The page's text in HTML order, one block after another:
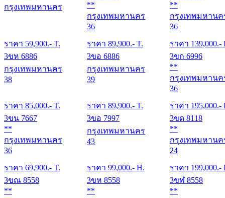
กรุงเทพมหานคร
ราคา 59,900.- T.
**
กรุงเทพมหานคร
36
ราคา 89,900.- T.
**
กรุงเทพมหานค
36
ราคา 139,000.-
3ขห 6886
กรุงเทพมหานคร
38
ราคา 85,000.- T.
3ขอ 6886
กรุงเทพมหานคร
39
ราคา 89,900.- T.
3ขก 6996
**
กรุงเทพมหานค
36
ราคา 195,000.-
3ขน 7667
**
กรุงเทพมหานคร
36
ราคา 69,900.- T.
3ขอ 7997
กรุงเทพมหานคร
43
ราคา 99,000.- H.
3ขด 8118
**
กรุงเทพมหานค
24
ราคา 199,000.-
3ขณ 8558
**
3ขห 8558
**
3ขฬ 8558
**